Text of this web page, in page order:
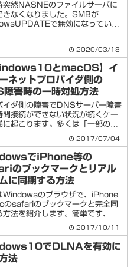
突然NASNEのファイルサーバに
きなくなりました。SMBが
で無効になっていた
する方法SMB1.0は脆弱性が見つ
いるら...
2020/03/18
とmacOS】イ
ネットプロバイダ側の
障害時の一時対処方法
イダ側の障害でDNSサーバー障害
間接続ができない状況が続くケー
に起こります。多くは「一部のサ
られます。そういった場合の対処
して、Googleの無料パブリック
ービス「G...
2017/07/04
でiPhone等の
のブックマークとリアル
に同期する方法
Windowsのブラウザで、iPhone
のsafariのブックマークと完全同
方法を紹介します。簡単です、詳
のブックマークをリアルタイム
させる方法の流れまず...
2017/10/11
でDLNAを有効に
法